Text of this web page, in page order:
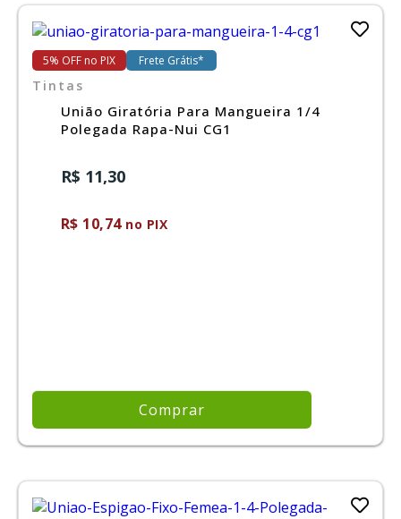
5% OFF no PIX Frete Grátis*
Tintas
União Giratória Para Mangueira 1/4
Polegada Rapa-Nui CG1
R$ 11,30
R$ 10,74no PIX
Comprar